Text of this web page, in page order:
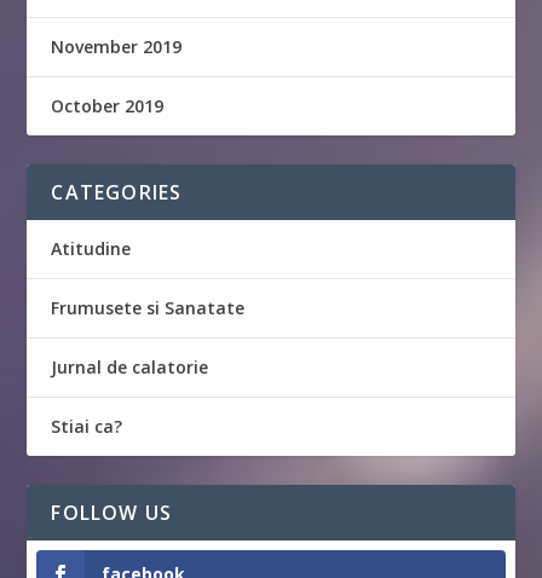
November 2019
October 2019
CATEGORIES
Atitudine
Frumusete si Sanatate
Jurnal de calatorie
Stiai ca?
FOLLOW US
facebook